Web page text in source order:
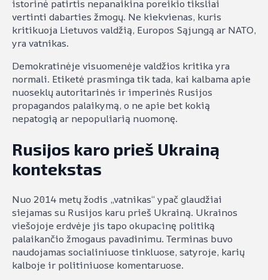
istorinė patirtis nepanaikina poreikio tiksliai
vertinti dabarties žmogų. Ne kiekvienas, kuris
kritikuoja Lietuvos valdžią, Europos Sąjungą ar NATO,
yra vatnikas.
Demokratinėje visuomenėje valdžios kritika yra
normali. Etiketė prasminga tik tada, kai kalbama apie
nuoseklų autoritarinės ir imperinės Rusijos
propagandos palaikymą, o ne apie bet kokią
nepatogią ar nepopuliarią nuomonę.
Rusijos karo prieš Ukrainą
kontekstas
Nuo 2014 metų žodis „vatnikas“ ypač glaudžiai
siejamas su Rusijos karu prieš Ukrainą. Ukrainos
viešojoje erdvėje jis tapo okupacinę politiką
palaikančio žmogaus pavadinimu. Terminas buvo
naudojamas socialiniuose tinkluose, satyroje, karių
kalboje ir politiniuose komentaruose.